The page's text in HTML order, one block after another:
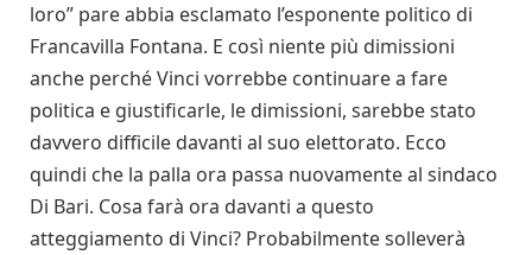
loro” pare abbia esclamato l’esponente politico di
Francavilla Fontana. E così niente più dimissioni
anche perché Vinci vorrebbe continuare a fare
politica e giustificarle, le dimissioni, sarebbe stato
davvero difficile davanti al suo elettorato. Ecco
quindi che la palla ora passa nuovamente al sindaco
Di Bari. Cosa farà ora davanti a questo
atteggiamento di Vinci? Probabilmente solleverà